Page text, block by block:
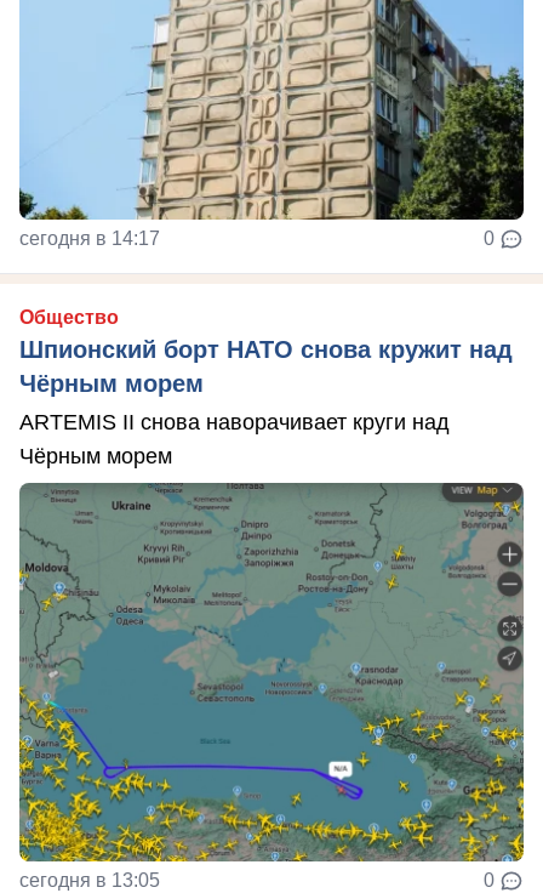
сегодня в 14:17 0
Общество
Шпионский борт НАТО снова кружит над
Чёрным морем
ARTEMIS II снова наворачивает круги над
Чёрным морем
сегодня в 13:05 0